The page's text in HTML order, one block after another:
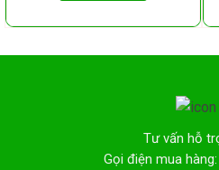
Tư vấn hỗ
Gọi điện mua